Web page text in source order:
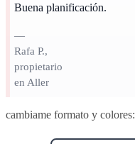
Buena planificación.
—
Rafa P.,
propietario
en Aller
cambiame formato y colores: